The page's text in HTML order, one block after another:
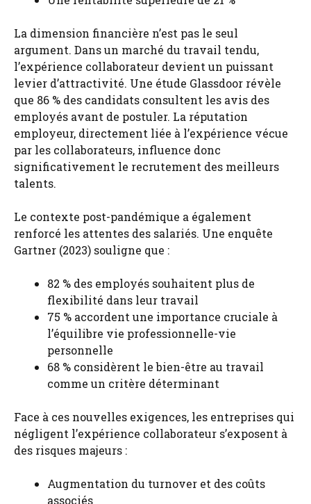
La dimension financière n’est pas le seul
argument. Dans un marché du travail tendu,
l’expérience collaborateur devient un puissant
levier d’attractivité. Une étude Glassdoor révèle
que 86 % des candidats consultent les avis des
employés avant de postuler. La réputation
employeur, directement liée à l’expérience vécue
par les collaborateurs, influence donc
significativement le recrutement des meilleurs
talents.
Le contexte post-pandémique a également
renforcé les attentes des salariés. Une enquête
Gartner (2023) souligne que :
82 % des employés souhaitent plus de
flexibilité dans leur travail
75 % accordent une importance cruciale à
l’équilibre vie professionnelle-vie
personnelle
68 % considèrent le bien-être au travail
comme un critère déterminant
Face à ces nouvelles exigences, les entreprises qui
négligent l’expérience collaborateur s’exposent à
des risques majeurs :
Augmentation du turnover et des coûts
associés